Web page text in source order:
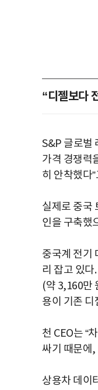
“디젤보다
S&P 글로벌
가격 경쟁력
히 안착했다
실제로 중국
인을 구축했
중국계 전기
리 잡고 있다
(약 3,160만
용이 기존 디
천 CEO는 “
싸기 때문에,
상용차 데이